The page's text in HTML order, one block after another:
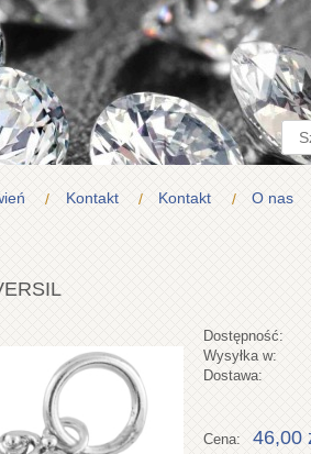
Kontakt Kontakt O nas
Dostępność:
Wysyłka w:
Dostawa:
Cena: 46,00